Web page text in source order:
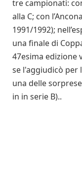
tre campionati:
alla C; con
1991/1992);
una finale di
47esima edizione
se l'aggiudicò per
una delle
in in serie B)..